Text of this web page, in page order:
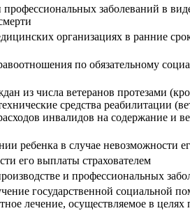
заболеваний в
организациях в ранние
по обязательному
из числа ветеранов протезами
средства реабилитации
инвалидов на содержание и
ребенка в случае невозможности
его выплаты страхователем
и профессиональных
государственной социальной
лечение, осуществляемое в